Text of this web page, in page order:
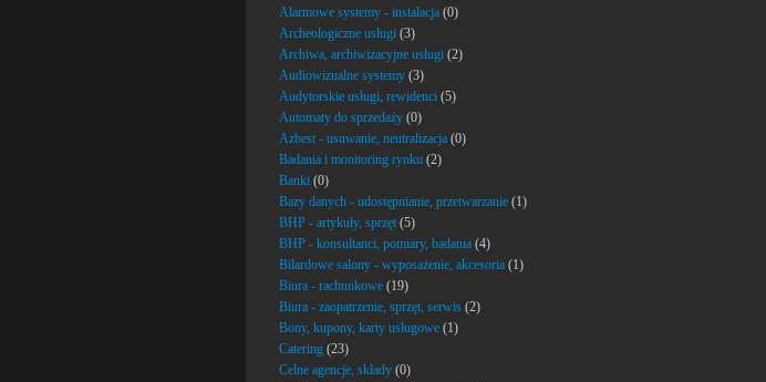
Alarmowe systemy - instalacja (0)
Archeologiczne usługi (3)
Archiwa, archiwizacyjne usługi (2)
Audiowizualne systemy (3)
Audytorskie usługi, rewidenci (5)
Automaty do sprzedaży (0)
Azbest - usuwanie, neutralizacja (0)
Badania i monitoring rynku (2)
Banki (0)
Bazy danych - udostępnianie, przetwarzanie (1)
BHP - artykuły, sprzęt (5)
BHP - konsultanci, pomiary, badania (4)
Bilardowe salony - wyposażenie, akcesoria (1)
Biura - rachunkowe (19)
Biura - zaopatrzenie, sprzęt, serwis (2)
Bony, kupony, karty usługowe (1)
Catering (23)
Celne agencje, składy (0)